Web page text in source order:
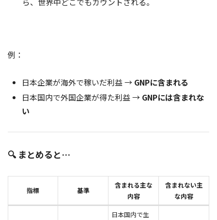
例：
日本企業が海外で稼いだ利益 → GNPに含まれる
日本国内で外国企業が得た利益 → GNPには含まれな
い
🔍 まとめると…
指標 基準
含まれる主な
内容
含まれない主
な内容
日本国内で生